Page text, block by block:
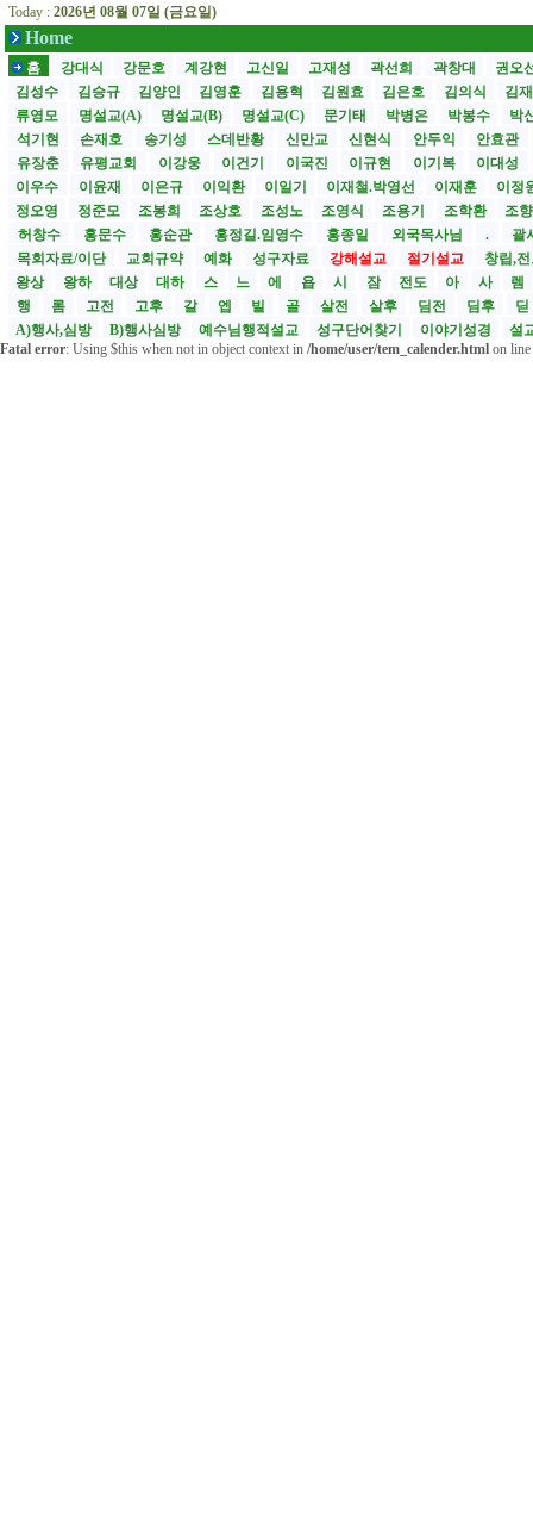
Today : 2026년 08월 07일 (금요일)
Home
홈 강대식 강문호 계강현 고신일 고재성 곽선희 곽창대
권오
김성수
김승규 김양인 김영훈 김용혁 김원효 김은호 김의식
김
류영모
명설교(A) 명설교(B) 명설교(C) 문기태 박병은 박봉수
박
석기현
손재호 송기성 스데반황 신만교 신현식 안두익
안효관
유장춘
유평교회 이강웅 이건기 이국진 이규현 이기복
이대성
이우수
이윤재 이은규 이익환 이일기 이재철.박영선 이재훈
이정
정오영
정준모 조봉희 조상호 조성노 조영식 조용기 조학환
조
허창수
홍문수 홍순관 홍정길.임영수 홍종일 외국목사님 .
괄
목회자료/이단
교회규약 예화 성구자료 강해설교 절기설교
창립,
왕상
왕하 대상 대하 스 느 에 욥 시 잠 전도 아 사
렘
행
롬 고전 고후 갈 엡 빌 골 살전 살후 딤전 딤후
딛
A)행사,심방
B)행사심방 예수님행적설교 성구단어찾기 이야기성경
설
Fatal error: Using $this when not in object context in /home/user/tem_calender.html on line